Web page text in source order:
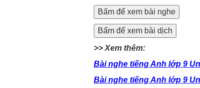
Bấm để xem bài nghe
Bấm để xem bài dịch
>> Xem thêm:
Bài nghe tiếng Anh lớp 9
Bài nghe tiếng Anh lớp 9